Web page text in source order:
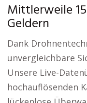
Mittlerweile
Geldern
Dank
unvergleichbare
Unsere Live-
hochauflösenden